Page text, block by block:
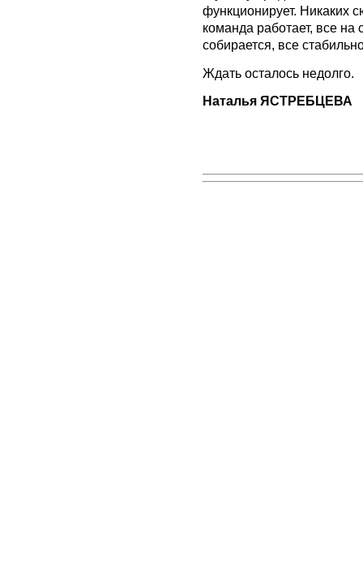
функционирует. Никаких
команда работает, все на
собирается, все
Ждать осталось недолго.
Наталья ЯСТРЕБЦЕВА